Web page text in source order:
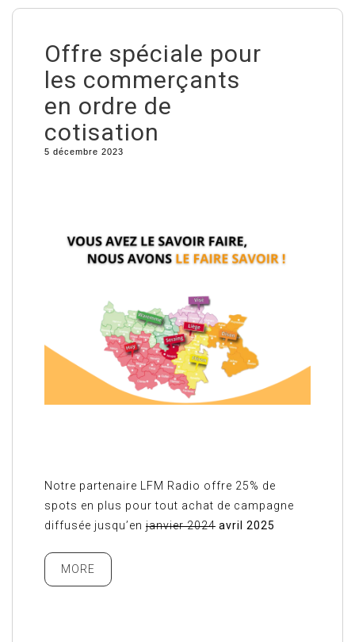
Offre spéciale pour
les commerçants
en ordre de
cotisation
5 décembre 2023
Notre partenaire LFM Radio offre 25% de
spots en plus pour tout achat de campagne
diffusée jusqu’en janvier 2024 avril 2025
MORE